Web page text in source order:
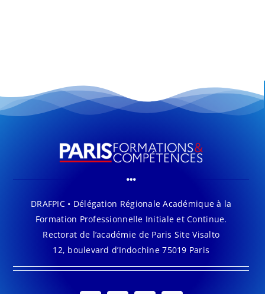
DRAFPIC • Délégation Régionale Académique à la
Formation Professionnelle Initiale et Continue.
Rectorat de l’académie de Paris Site Visalto
12, boulevard d’Indochine 75019 Paris